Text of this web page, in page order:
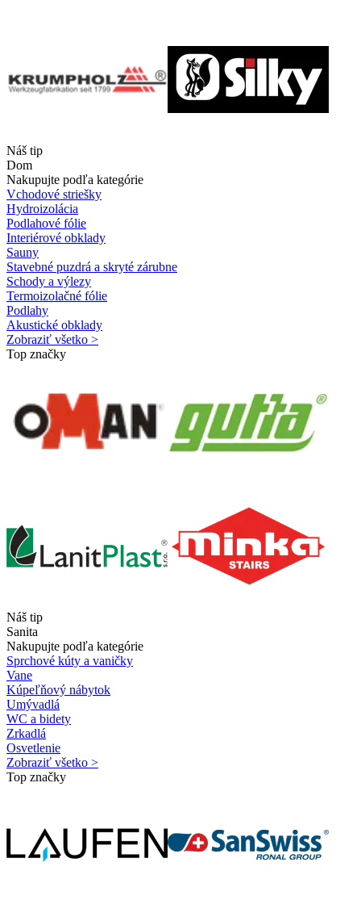
Náš tip
Dom
Nakupujte podľa kategórie
Vchodové striešky
Hydroizolácia
Podlahové fólie
Interiérové obklady
Sauny
Stavebné puzdrá a skryté zárubne
Schody a výlezy
Termoizolačné fólie
Podlahy
Akustické obklady
Zobraziť všetko >
Top značky
Náš tip
Sanita
Nakupujte podľa kategórie
Sprchové kúty a vaničky
Vane
Kúpeľňový nábytok
Umývadlá
WC a bidety
Zrkadlá
Osvetlenie
Zobraziť všetko >
Top značky